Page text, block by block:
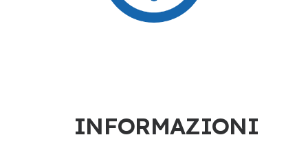
INFORMAZIONI